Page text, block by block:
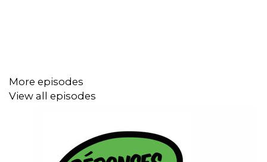
More episodes
View all episodes